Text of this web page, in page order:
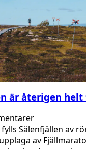
är återigen
Sälenfjällen av
av